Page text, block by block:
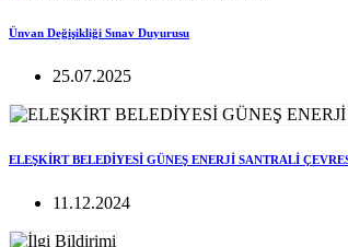
Ünvan Değişikliği Sınav Duyurusu
25.07.2025
ELEŞKİRT BELEDİYESİ GÜNEŞ ENERJİ SANTRALİ
11.12.2024